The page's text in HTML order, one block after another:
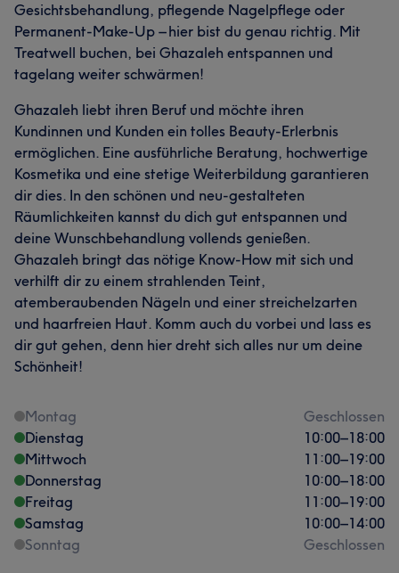
Gesichtsbehandlung, pflegende Nagelpflege oder
Permanent-Make-Up – hier bist du genau richtig. Mit
Treatwell buchen, bei Ghazaleh entspannen und
tagelang weiter schwärmen!
Ghazaleh liebt ihren Beruf und möchte ihren
Kundinnen und Kunden ein tolles Beauty-Erlerbnis
ermöglichen. Eine ausführliche Beratung, hochwertige
Kosmetika und eine stetige Weiterbildung garantieren
dir dies. In den schönen und neu-gestalteten
Räumlichkeiten kannst du dich gut entspannen und
deine Wunschbehandlung vollends genießen.
Ghazaleh bringt das nötige Know-How mit sich und
verhilft dir zu einem strahlenden Teint,
atemberaubenden Nägeln und einer streichelzarten
und haarfreien Haut. Komm auch du vorbei und lass es
dir gut gehen, denn hier dreht sich alles nur um deine
Schönheit!
Montag
Geschlossen
Dienstag
10:00–18:00
Mittwoch
11:00–19:00
Donnerstag
10:00–18:00
Freitag
11:00–19:00
Samstag
10:00–14:00
Sonntag
Geschlossen